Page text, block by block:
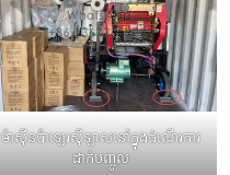
ម៉ាស៊ីនប៉ាឡេរស៊ីឡាសនៅក្នុងដំណើរការ
ដាក់បញ្ចូល